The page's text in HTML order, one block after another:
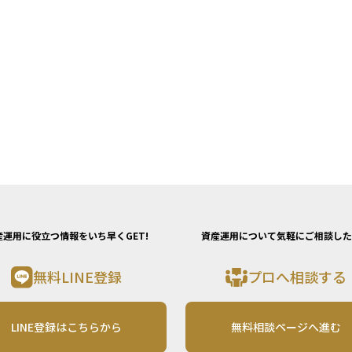
運用に役立つ情報をいち早くGET!
無料LINE登録
LINE登録はこちらから
資産運用について気軽にご相談し
プロへ相談する
無料相談ページへ進む